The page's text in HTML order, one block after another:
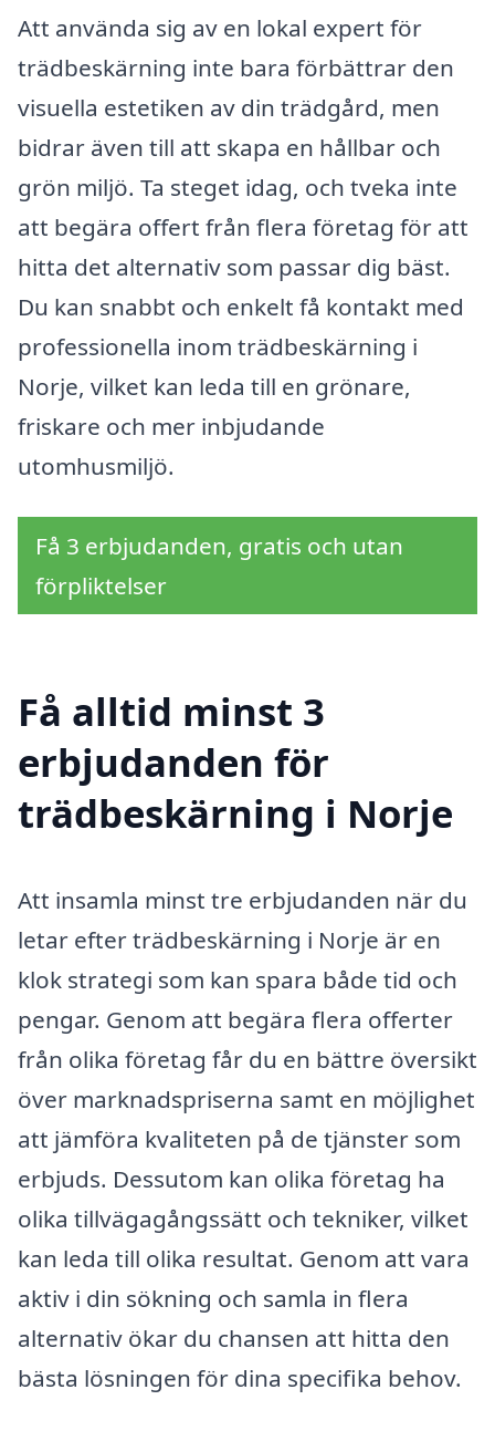
Att använda sig av en lokal expert för
trädbeskärning inte bara förbättrar den
visuella estetiken av din trädgård, men
bidrar även till att skapa en hållbar och
grön miljö. Ta steget idag, och tveka inte
att begära offert från flera företag för att
hitta det alternativ som passar dig bäst.
Du kan snabbt och enkelt få kontakt med
professionella inom trädbeskärning i
Norje, vilket kan leda till en grönare,
friskare och mer inbjudande
utomhusmiljö.
Få 3 erbjudanden, gratis och utan
förpliktelser
Få alltid minst 3
erbjudanden för
trädbeskärning i Norje
Att insamla minst tre erbjudanden när du
letar efter trädbeskärning i Norje är en
klok strategi som kan spara både tid och
pengar. Genom att begära flera offerter
från olika företag får du en bättre översikt
över marknadspriserna samt en möjlighet
att jämföra kvaliteten på de tjänster som
erbjuds. Dessutom kan olika företag ha
olika tillvägagångssätt och tekniker, vilket
kan leda till olika resultat. Genom att vara
aktiv i din sökning och samla in flera
alternativ ökar du chansen att hitta den
bästa lösningen för dina specifika behov.